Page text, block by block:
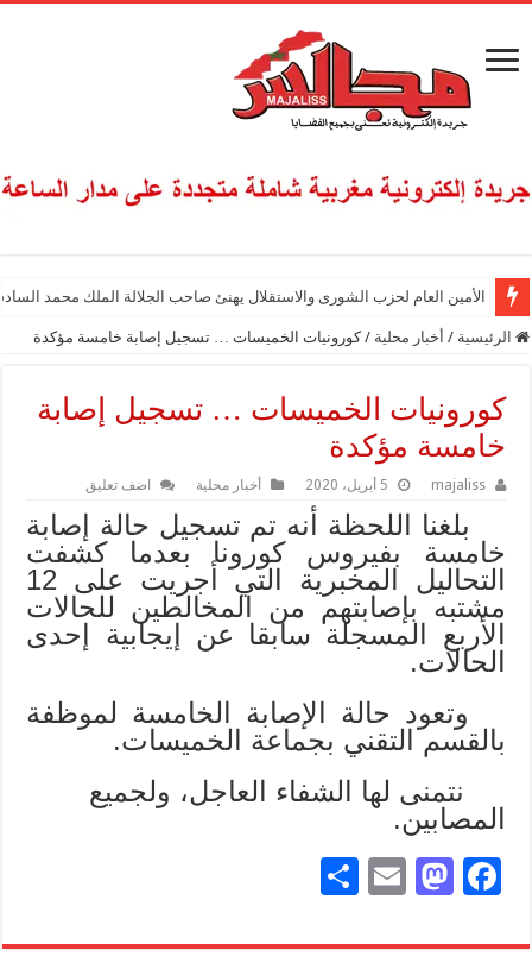
الأمين العام لحزب الشورى والاستقلال يهنئ صاحب الجلالة الملك محمد
الرئيسية / أخبار محلية / كورونيات الخميسات … تسجيل إصابة خامسة مؤكدة
كورونيات الخميسات … تسجيل إصابة
خامسة مؤكدة
majaliss 5 أبريل، 2020 أخبار محلية اضف تعليق
بلغنا اللحظة أنه تم تسجيل حالة إصابة
خامسة بفيروس كورونا بعدما كشفت
التحاليل المخبرية التي أجريت على 12
مشتبه بإصابتهم من المخالطين للحالات
الأربع المسجلة سابقا عن إيجابية إحدى
الحالات.
وتعود حالة الإصابة الخامسة لموظفة
بالقسم التقني بجماعة الخميسات.
نتمنى لها الشفاء العاجل، ولجميع
المصابين.
Fa
bo
M
to
E
ail
re